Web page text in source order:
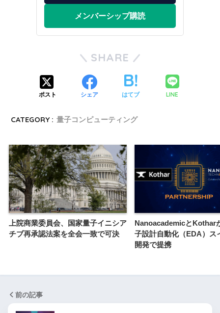
メンバーシップ購読
SHARE
ポスト シェア はてブ LINE
CATEGORY : 量子コンピューティング
上院商業委員会、国家量子イニシア
チブ再承認法案を全会一致で可決
NanoacademicとKothar
子設計自動化（EDA）ス
開発で提携
前の記事